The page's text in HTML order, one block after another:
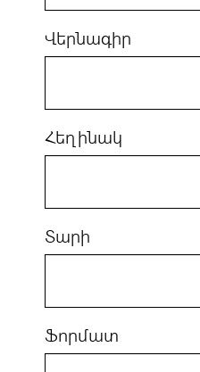
Վերնագիր
Հեղինակ
Տարի
Ֆորմատ